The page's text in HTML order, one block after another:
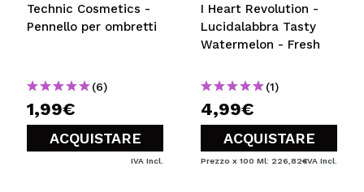
Technic Cosmetics -
Pennello per ombretti
(6)
1,99€
ACQUISTARE
IVA Incl.
I Heart Revolution -
Lucidalabbra Tasty
Watermelon - Fresh
(1)
4,99€
ACQUISTARE
Prezzo x 100 Ml: 226,82€IVA Incl.